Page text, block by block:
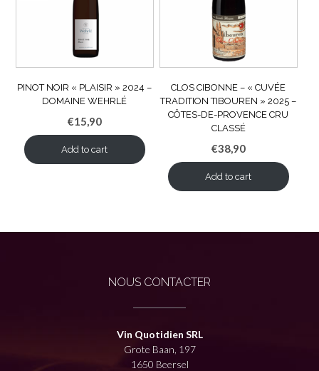
PINOT NOIR « PLAISIR » 2024 –
DOMAINE WEHRLÉ
€15,90
Add to cart
CLOS CIBONNE – « CUVÉE
TRADITION TIBOUREN » 2025 –
CÔTES-DE-PROVENCE CRU
CLASSÉ
€38,90
Add to cart
NOUS CONTACTER
Vin Quotidien SRL
Grote Baan, 197
1650 Beersel